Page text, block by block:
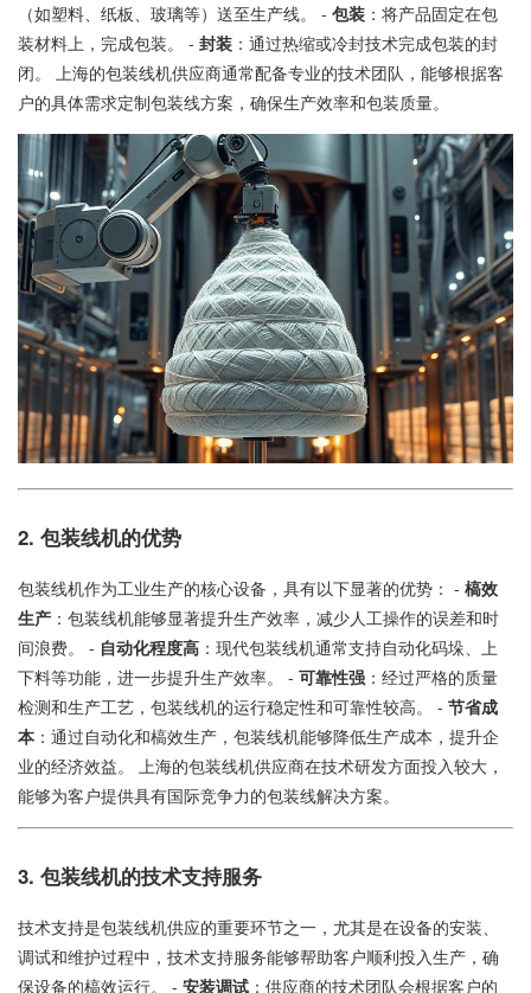
（如塑料、纸板、玻璃等）送至生产线。 - 包装 ：将产品固定在包
装材料上，完成包装。 - 封装 ：通过热缩或冷封技术完成包装的封
闭。 上海的包装线机供应商通常配备专业的技术团队，能够根据客
户的具体需求定制包装线方案，确保生产效率和包装质量。
2. 包装线机的优势
包装线机作为工业生产的核心设备，具有以下显著的优势： - 槁效
生产 ：包装线机能够显著提升生产效率，减少人工操作的误差和时
间浪费。 - 自动化程度高 ：现代包装线机通常支持自动化码垛、上
下料等功能，进一步提升生产效率。 - 可靠性强 ：经过严格的质量
检测和生产工艺，包装线机的运行稳定性和可靠性较高。 - 节省成
本 ：通过自动化和槁效生产，包装线机能够降低生产成本，提升企
业的经济效益。 上海的包装线机供应商在技术研发方面投入较大，
能够为客户提供具有国际竞争力的包装线解决方案。
3. 包装线机的技术支持服务
技术支持是包装线机供应的重要环节之一，尤其是在设备的安装、
调试和维护过程中，技术支持服务能够帮助客户顺利投入生产，确
保设备的槁效运行。 - 安装调试 ：供应商的技术团队会根据客户的